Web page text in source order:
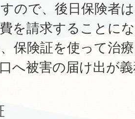
ので、後日保険者
を請求することに
保険証を使って治
へ被害の届け出が